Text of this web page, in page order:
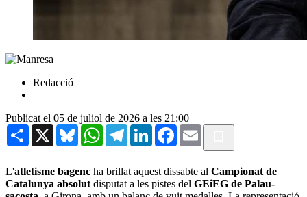
Redacció
Publicat el 05 de juliol de 2026 a les 21:00
Share X BlueskyWhatsAppTelegramLinkedInFacebook
Email
L'atletisme bagenc ha brillat aquest dissabte al Campionat de
Catalunya absolut disputat a les pistes del GEiEG de Palau-